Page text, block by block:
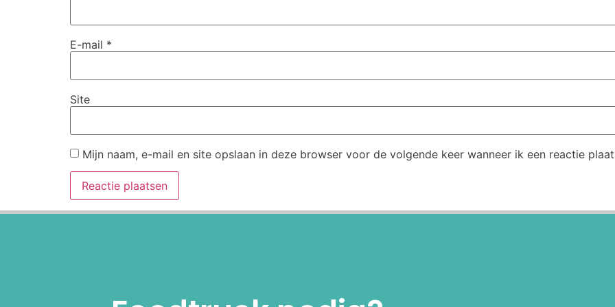
E-mail *
Site
Mijn naam, e-mail en site opslaan in deze browser voor de volgende keer wanneer ik een reactie